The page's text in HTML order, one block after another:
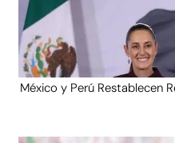
México y Perú Restablecen